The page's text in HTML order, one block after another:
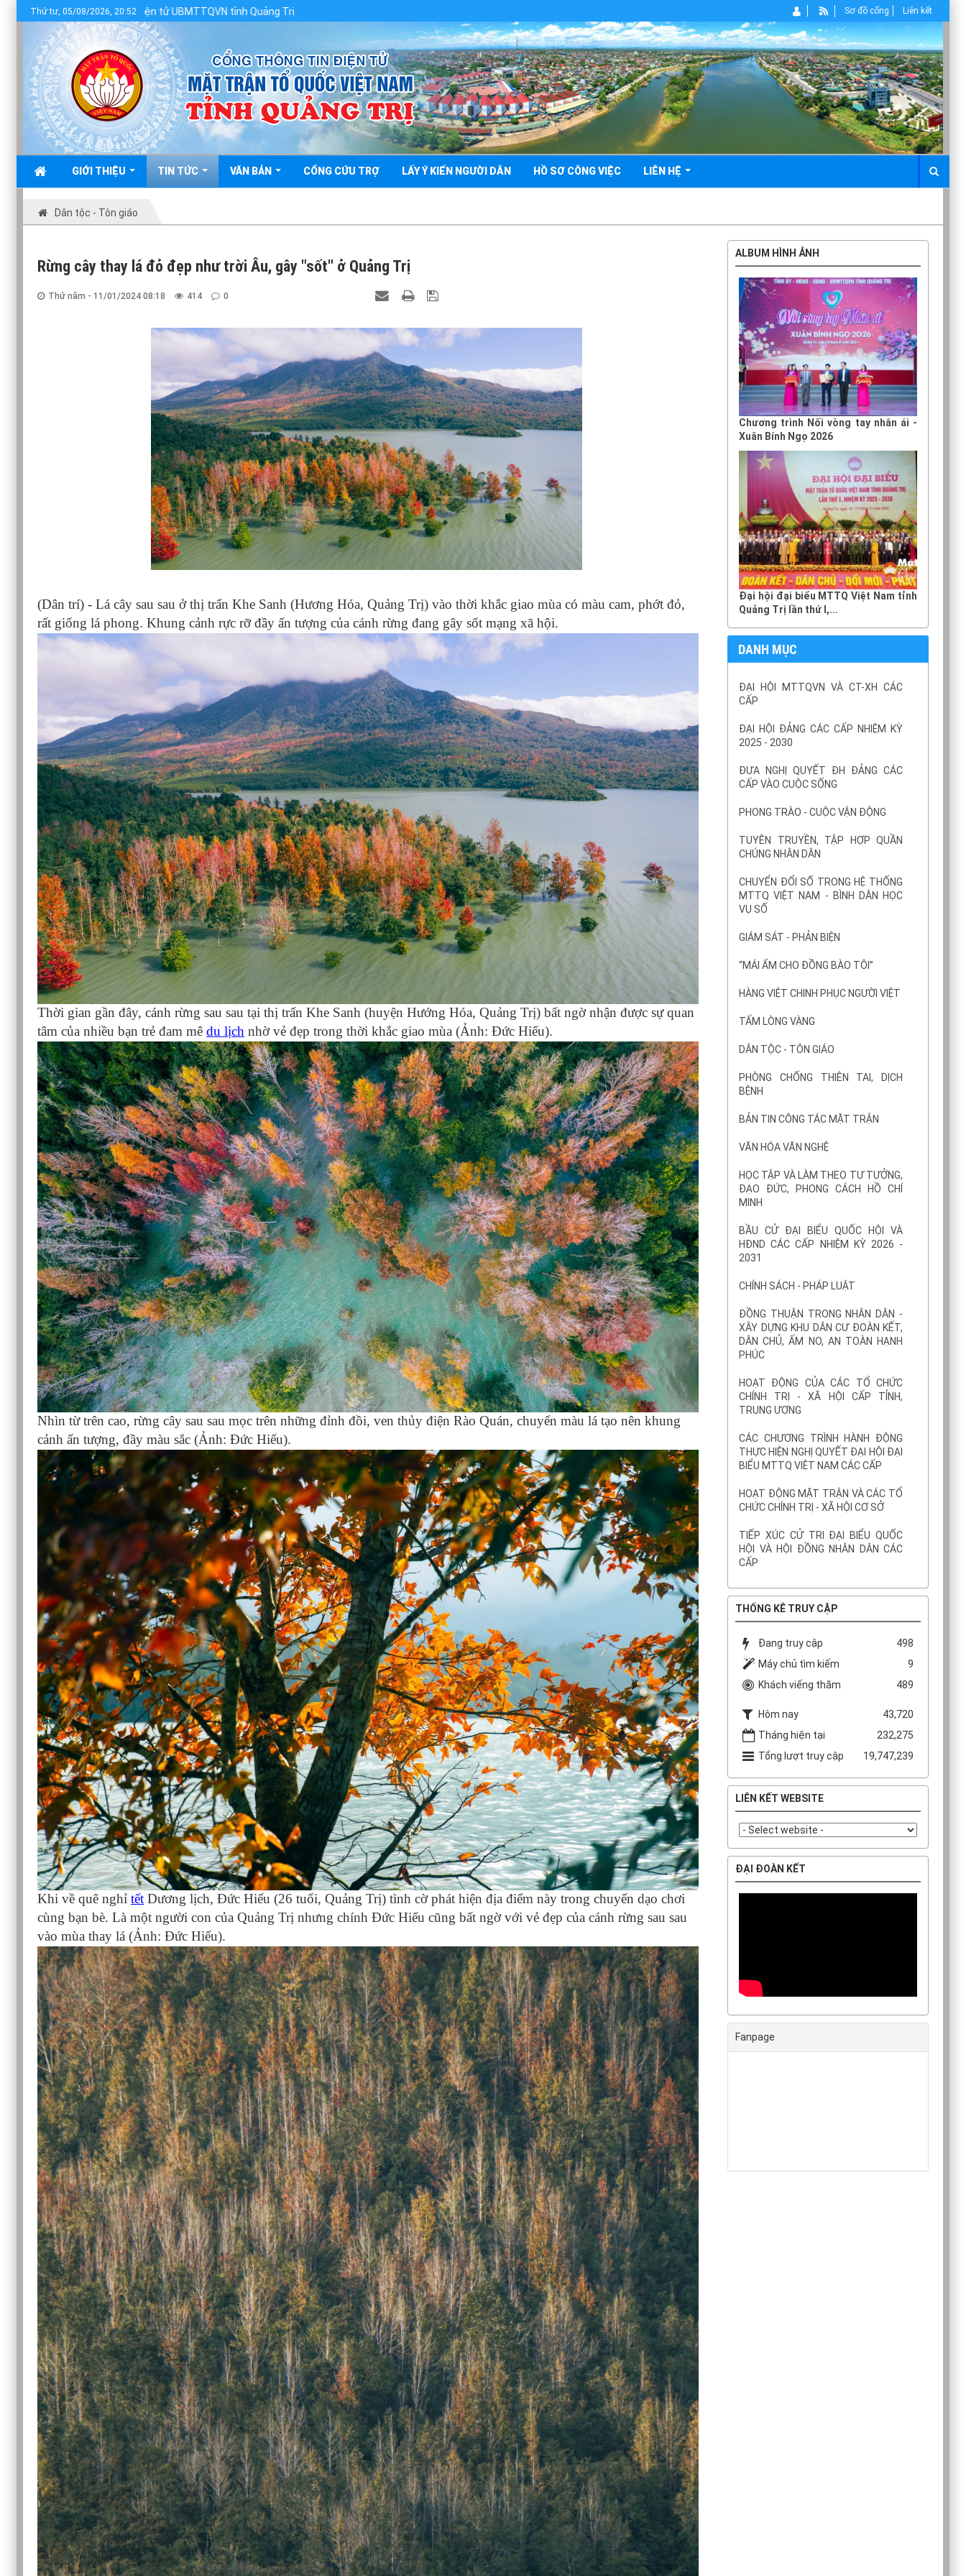
GIỚI THIỆU TIN TỨC VĂN BẢN CỔNG CỨU TRỢ LẤY Ý KIẾN NGƯỜI DÂN HỒ SƠ CÔNG VIỆC LIÊN HỆ
Thứ tư, 05/08/2026, 20:52
tử UBMTTQVN tỉnh Quảng Trị Sơ đồ cổng Liên kết
Dân tộc - Tôn giáo
Rừng cây thay lá đỏ đẹp như trời Âu, gây "sốt" ở Quảng Trị
Thứ năm - 11/01/2024 08:18 414 0
(Dân trí) - Lá cây sau sau ở thị trấn Khe Sanh (Hương Hóa, Quảng Trị) vào thời khắc giao mùa có màu cam, phớt đỏ,
rất giống lá phong. Khung cảnh rực rỡ đầy ấn tượng của cánh rừng đang gây sốt mạng xã hội.
Thời gian gần đây, cánh rừng sau sau tại thị trấn Khe Sanh (huyện Hướng Hóa, Quảng Trị) bất ngờ nhận được sự quan
tâm của nhiều bạn trẻ đam mê du lịch nhờ vẻ đẹp trong thời khắc giao mùa (Ảnh: Đức Hiếu).
Nhìn từ trên cao, rừng cây sau sau mọc trên những đỉnh đồi, ven thủy điện Rào Quán, chuyển màu lá tạo nên khung
cảnh ấn tượng, đầy màu sắc (Ảnh: Đức Hiếu).
Khi về quê nghỉ tết Dương lịch, Đức Hiếu (26 tuổi, Quảng Trị) tình cờ phát hiện địa điểm này trong chuyến dạo chơi
cùng bạn bè. Là một người con của Quảng Trị nhưng chính Đức Hiếu cũng bất ngờ với vẻ đẹp của cánh rừng sau sau
vào mùa thay lá (Ảnh: Đức Hiếu).
ALBUM HÌNH ẢNH
Chương trình Nối vòng tay nhân ái -
Xuân Bính Ngọ 2026
Đại hội đại biểu MTTQ Việt Nam tỉnh
Quảng Trị lần thứ I,...
DANH MỤC
ĐẠI HỘI MTTQVN VÀ CT-XH CÁC
CẤP
ĐẠI HỘI ĐẢNG CÁC CẤP NHIỆM KỲ
2025 - 2030
ĐƯA NGHỊ QUYẾT ĐH ĐẢNG CÁC
CẤP VÀO CUỘC SỐNG
PHONG TRÀO - CUỘC VẬN ĐỘNG
TUYÊN TRUYỀN, TẬP HỢP QUẦN
CHÚNG NHÂN DÂN
CHUYỂN ĐỔI SỐ TRONG HỆ THỐNG
MTTQ VIỆT NAM - BÌNH DÂN HỌC
VỤ SỐ
GIÁM SÁT - PHẢN BIỆN
“MÁI ẤM CHO ĐỒNG BÀO TÔI”
HÀNG VIỆT CHINH PHỤC NGƯỜI VIỆT
TẤM LÒNG VÀNG
DÂN TỘC - TÔN GIÁO
PHÒNG CHỐNG THIÊN TAI, DỊCH
BỆNH
BẢN TIN CÔNG TÁC MẶT TRẬN
VĂN HÓA VĂN NGHỆ
HỌC TẬP VÀ LÀM THEO TƯ TƯỞNG,
ĐẠO ĐỨC, PHONG CÁCH HỒ CHÍ
MINH
BẦU CỬ ĐẠI BIỂU QUỐC HỘI VÀ
HĐND CÁC CẤP NHIỆM KỲ 2026 -
2031
CHÍNH SÁCH - PHÁP LUẬT
ĐỒNG THUẬN TRONG NHÂN DÂN -
XÂY DỰNG KHU DÂN CƯ ĐOÀN KẾT,
DÂN CHỦ, ẤM NO, AN TOÀN HẠNH
PHÚC
HOẠT ĐỘNG CỦA CÁC TỔ CHỨC
CHÍNH TRỊ - XÃ HỘI CẤP TỈNH,
TRUNG ƯƠNG
CÁC CHƯƠNG TRÌNH HÀNH ĐỘNG
THỰC HIỆN NGHỊ QUYẾT ĐẠI HỘI ĐẠI
BIỂU MTTQ VIỆT NAM CÁC CẤP
HOẠT ĐỘNG MẶT TRẬN VÀ CÁC TỔ
CHỨC CHÍNH TRỊ - XÃ HỘI CƠ SỞ
TIẾP XÚC CỬ TRI ĐẠI BIỂU QUỐC
HỘI VÀ HỘI ĐỒNG NHÂN DÂN CÁC
CẤP
THỐNG KÊ TRUY CẬP
Đang truy cập
498
Máy chủ tìm kiếm
9
Khách viếng thăm
489
Hôm nay
43,720
Tháng hiện tại
232,275
Tổng lượt truy cập
19,747,239
LIÊN KẾT WEBSITE
ĐẠI ĐOÀN KẾT
Fanpage